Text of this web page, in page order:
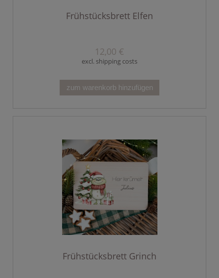
Frühstücksbrett Elfen
12,00 €
excl. shipping costs
zum warenkorb hinzufügen
Frühstücksbrett Grinch